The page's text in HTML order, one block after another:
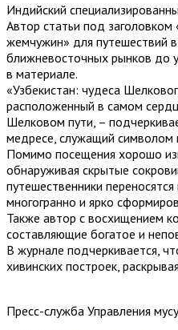
Индийский
Автор статьи под
жемчужин» для путешествий
ближневосточных рынков до
в материале.
«Узбекистан: чудеса
расположенный в самом
Шелковом пути, –
медресе, служащий символом
Помимо посещения хорошо
обнаруживая скрытые
путешественники
многогранно и ярко
Также автор с восхищением
составляющие богатое и
В журнале подчеркивается,
хивинских построек,
Пресс-служба Управления